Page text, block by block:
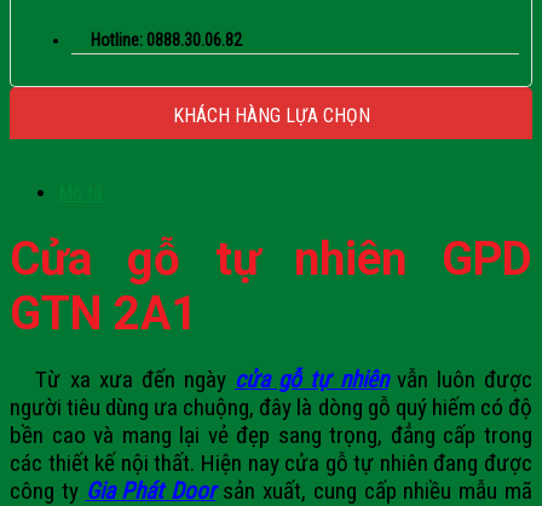
Hotline: 0888.30.06.82
KHÁCH HÀNG LỰA CHỌN
Cửa gỗ tự nhiên GPD
GTN 2A1
Từ xa xưa đến ngày cửa gỗ tự nhiênvẫn luôn được
người tiêu dùng ưa chuộng, đây là dòng gỗ quý hiếm có độ
bền cao và mang lại vẻ đẹp sang trọng, đẳng cấp trong
các thiết kế nội thất. Hiện nay cửa gỗ tự nhiên đang được
công ty Gia Phát Doorsản xuất, cung cấp nhiều mẫu mã